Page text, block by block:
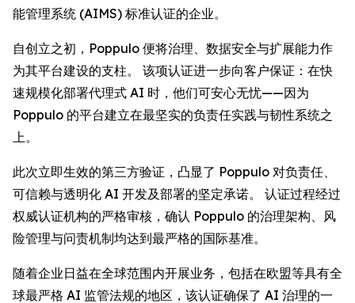
能管理系统 (AIMS) 标准认证的企业。
自创立之初，Poppulo 便将治理、数据安全与扩展能力作
为其平台建设的支柱。 该项认证进一步向客户保证：在快
速规模化部署代理式 AI 时，他们可安心无忧——因为
Poppulo 的平台建立在最坚实的负责任实践与韧性系统之
上。
此次立即生效的第三方验证，凸显了 Poppulo 对负责任、
可信赖与透明化 AI 开发及部署的坚定承诺。 认证过程经过
权威认证机构的严格审核，确认 Poppulo 的治理架构、风
险管理与问责机制均达到最严格的国际基准。
随着企业日益在全球范围内开展业务，包括在欧盟等具有全
球最严格 AI 监管法规的地区，该认证确保了 AI 治理的一